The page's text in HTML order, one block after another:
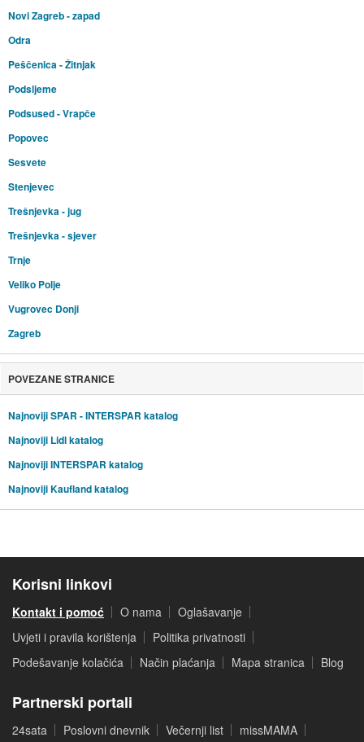
Novi Zagreb - zapad
Odra
Peščenica - Žitnjak
Podsljeme
Podsused - Vrapče
Popovec
Sesvete
Stenjevec
Trešnjevka - jug
Trešnjevka - sjever
Trnje
Veliko Polje
Vugrovec Donji
Zagreb
POVEZANE STRANICE
Najnoviji SPAR - INTERSPAR katalog
Najnoviji Lidl katalog
Najnoviji INTERSPAR katalog
Najnoviji Kaufland katalog
Korisni linkovi
Kontakt i pomoć O nama
Oglašavanje
Uvjeti i pravila korištenja
Politika privatnosti
Podešavanje kolačića
Način plaćanja Mapa stranica Blog
Partnerski portali
24sata Poslovni dnevnik Večernji list missMAMA